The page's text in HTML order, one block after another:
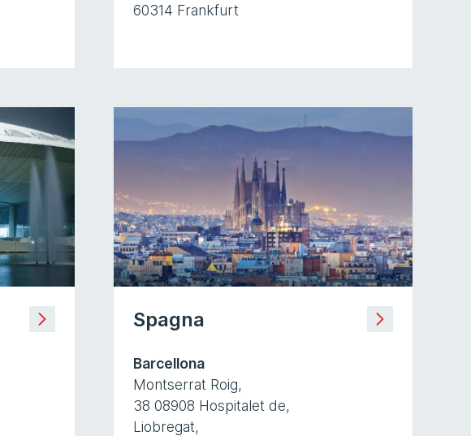
60314 Frankfurt
Spagna
Barcellona
Montserrat Roig,
38 08908 Hospitalet de,
Liobregat,